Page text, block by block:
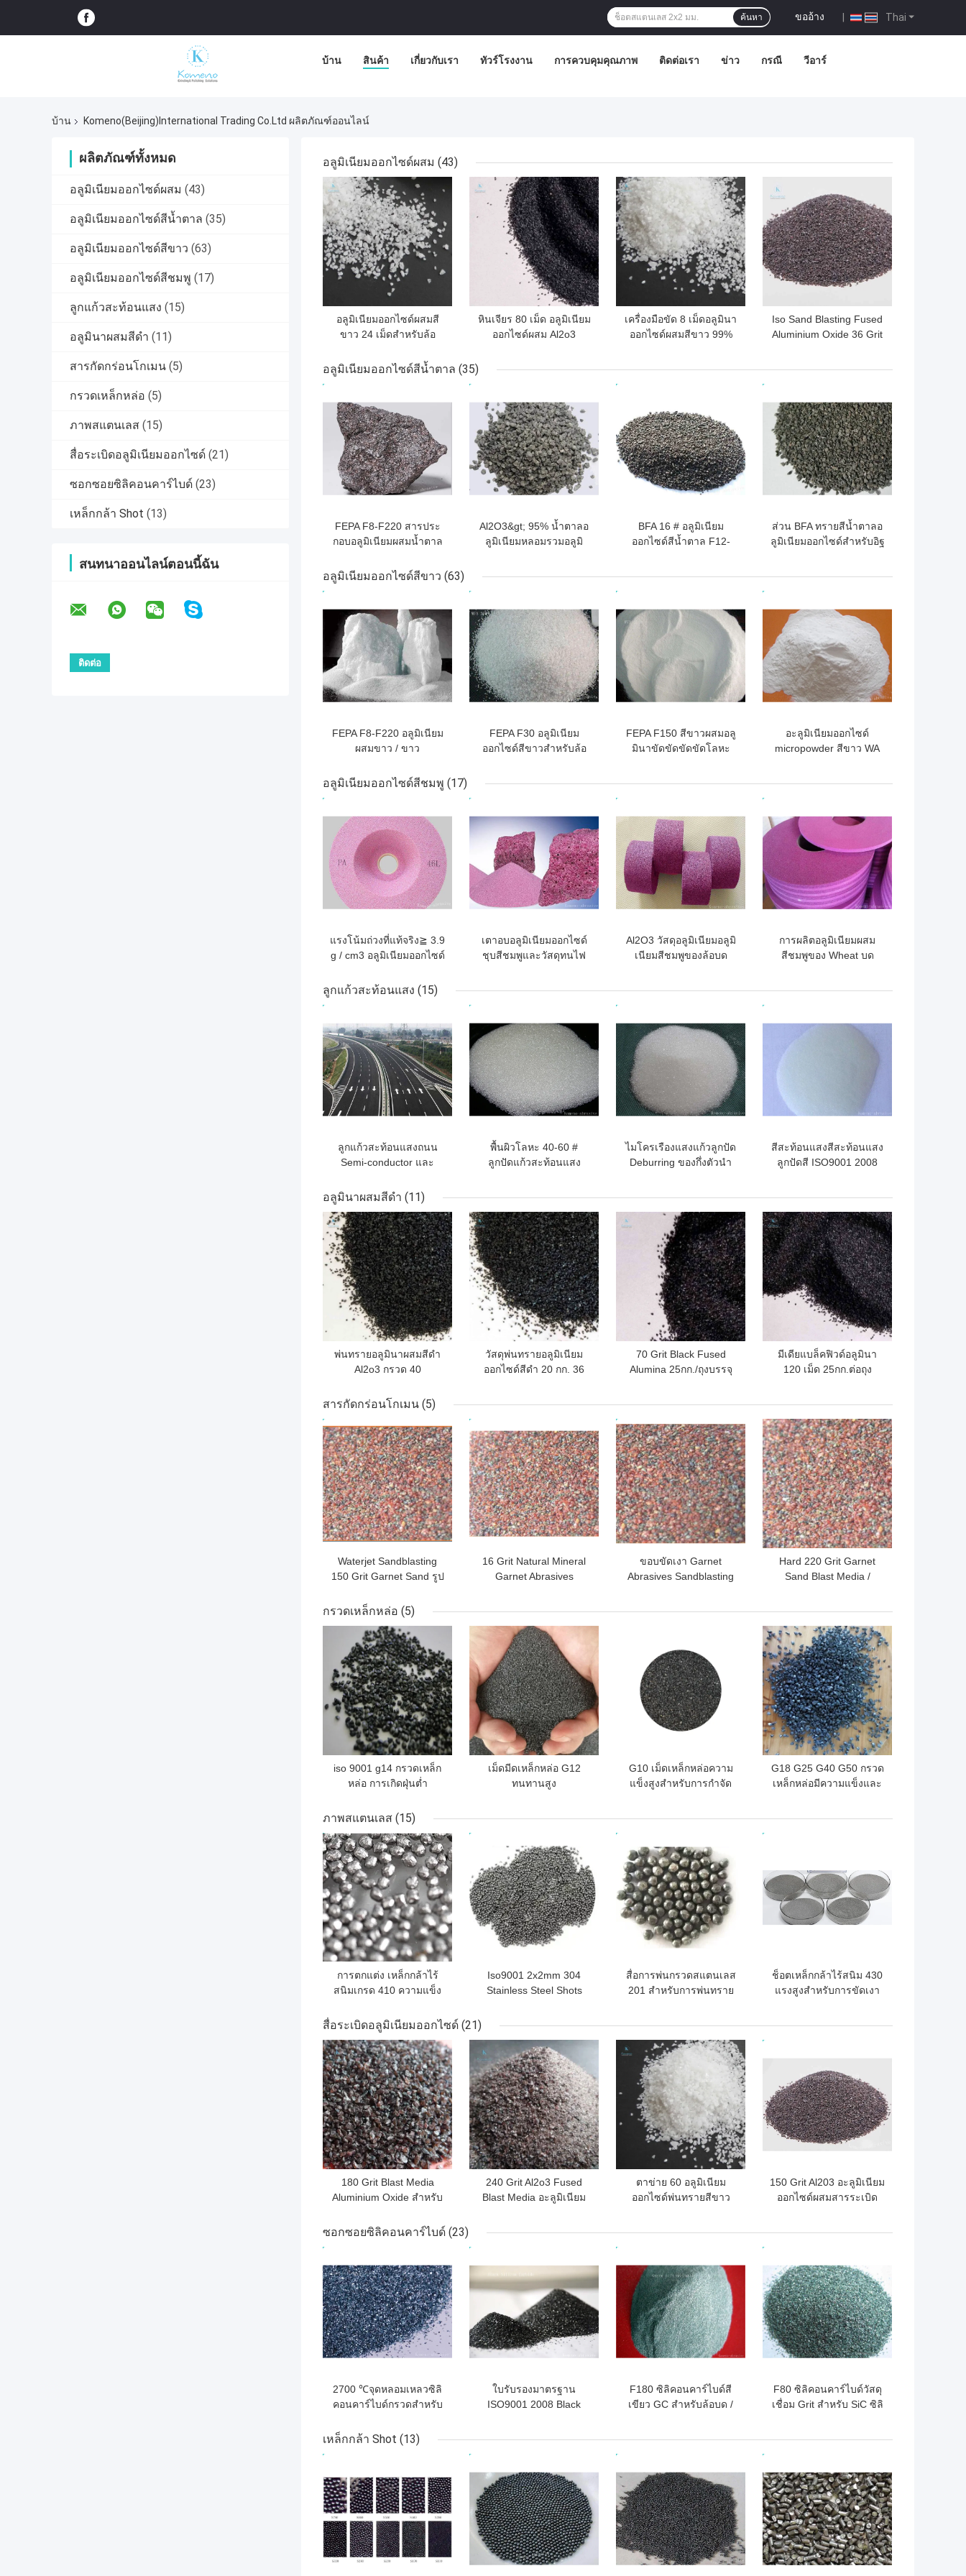
Thai
ขออ้าง |
ค้นหา
บ้าน สินค้า เกี่ยวกับเรา ทัวร์โรงงาน การควบคุมคุณภาพ ติดต่อเรา ข่าว กรณี วีอาร์
บ้าน Komeno(Beijing)International Trading Co.Ltd ผลิตภัณฑ์ออนไลน์
ผลิตภัณฑ์ทั้งหมด
อลูมิเนียมออกไซด์ผสม (43)
อลูมิเนียมออกไซด์สีน้ำตาล (35)
อลูมิเนียมออกไซด์สีขาว (63)
อลูมิเนียมออกไซด์สีชมพู (17)
ลูกแก้วสะท้อนแสง (15)
อลูมินาผสมสีดำ (11)
สารกัดกร่อนโกเมน (5)
กรวดเหล็กหล่อ (5)
ภาพสแตนเลส (15)
สื่อระเบิดอลูมิเนียมออกไซด์ (21)
ซอกซอยซิลิคอนคาร์ไบด์ (23)
เหล็กกล้า Shot (13)
สนทนาออนไลน์ตอนนี้ฉัน
อลูมิเนียมออกไซด์ผสม (43)
อลูมิเนียมออกไซด์ผสมสี
ขาว 24 เม็ดสำหรับล้อ
ราคาถูกที่สุด
หินเจียร 80 เม็ด อลูมิเนียม
ออกไซด์ผสม Al2o3
ราคาถูกที่สุด
เครื่องมือขัด 8 เม็ดอลูมินา
ออกไซด์ผสมสีขาว 99%
ราคาถูกที่สุด
Iso Sand Blasting Fused
Aluminium Oxide 36 Grit
ราคาถูกที่สุด
อลูมิเนียมออกไซด์สีน้ำตาล (35)
FEPA F8-F220 สารประ
กอบอลูมิเนียมผสมน้ำตาล
สำหรับสารกัดกร่อน /
Al2O3&gt; 95% น้ำตาลอ
ลูมิเนียมหลอมรวมอลูมิ
BFA 16 # อลูมิเนียม
ออกไซด์สีน้ำตาล F12-
ส่วน BFA ทรายสีน้ำตาลอ
ลูมิเนียมออกไซด์สำหรับอิฐ
อลูมิเนียมออกไซด์สีขาว (63)
FEPA F8-F220 อลูมิเนียม
ผสมขาว / ขาว
&lt;0.35%
FEPA F30 อลูมิเนียม
ออกไซด์สีขาวสำหรับล้อ
FEPA F150 สีขาวผสมอลู
มินาขัดขัดขัดขัดโลหะ
อะลูมิเนียมออกไซด์
micropowder สีขาว WA
อลูมิเนียมออกไซด์สีชมพู (17)
แรงโน้มถ่วงที่แท้จริง≧ 3.9
g / cm3 อลูมิเนียมออกไซด์
ยึดติดกับวัสดุทนไฟ
เตาอบอลูมิเนียมออกไซด์
ชุบสีชมพูและวัสดุทนไฟ
Al2O3 วัสดุอลูมิเนียมอลูมิ
เนียมสีชมพูของล้อบด
การผลิตอลูมิเนียมผสม
สีชมพูของ Wheat บด
ลูกแก้วสะท้อนแสง (15)
ลูกแก้วสะท้อนแสงถนน
Semi-conductor และ
พื้นผิวโลหะ 40-60 #
ลูกปัดแก้วสะท้อนแสง
ไมโครเรืองแสงแก้วลูกปัด
Deburring ของกึ่งตัวนำ
สีสะท้อนแสงสีสะท้อนแสง
ลูกปัดสี ISO9001 2008
อลูมินาผสมสีดำ (11)
พ่นทรายอลูมินาผสมสีดำ
Al2o3 กรวด 40
ราคาถูกที่สุด
วัสดุพ่นทรายอลูมิเนียม
ออกไซด์สีดำ 20 กก. 36
ราคาถูกที่สุด
70 Grit Black Fused
Alumina 25กก./ถุงบรรจุ
ราคาถูกที่สุด
มีเดียแบล็คฟิวด์อลูมินา
120 เม็ด 25กก.ต่อถุง
ราคาถูกที่สุด
สารกัดกร่อนโกเมน (5)
Waterjet Sandblasting
150 Grit Garnet Sand รูป
ราคาถูกที่สุด
16 Grit Natural Mineral
Garnet Abrasives
ราคาถูกที่สุด
ขอบขัดเงา Garnet
Abrasives Sandblasting
ราคาถูกที่สุด
Hard 220 Grit Garnet
Sand Blast Media /
ราคาถูกที่สุด
กรวดเหล็กหล่อ (5)
iso 9001 g14 กรวดเหล็ก
หล่อ การเกิดฝุ่นต่ำ
ราคาถูกที่สุด
เม็ดมีดเหล็กหล่อ G12
ทนทานสูง
ราคาถูกที่สุด
G10 เม็ดเหล็กหล่อความ
แข็งสูงสำหรับการกำจัด
G18 G25 G40 G50 กรวด
เหล็กหล่อมีความแข็งและ
ราคาถูกที่สุด
ภาพสแตนเลส (15)
การตกแต่ง เหล็กกล้าไร้
สนิมเกรด 410 ความแข็ง
ราคาถูกที่สุด
Iso9001 2x2mm 304
Stainless Steel Shots
สื่อการพ่นกรวดสแตนเลส
201 สำหรับการพ่นทราย
ช็อตเหล็กกล้าไร้สนิม 430
แรงสูงสำหรับการขัดเงา
สื่อระเบิดอลูมิเนียมออกไซด์ (21)
180 Grit Blast Media
Aluminium Oxide สำหรับ
ราคาถูกที่สุด
240 Grit Al2o3 Fused
Blast Media อะลูมิเนียม
ราคาถูกที่สุด
ตาข่าย 60 อลูมิเนียม
ออกไซด์พ่นทรายสีขาว
ราคาถูกที่สุด
150 Grit Al203 อะลูมิเนียม
ออกไซด์ผสมสารระเบิด
ซอกซอยซิลิคอนคาร์ไบด์ (23)
2700 ℃จุดหลอมเหลวซิลิ
คอนคาร์ไบด์กรวดสำหรับ
ใบรับรองมาตรฐาน
ISO9001 2008 Black
F180 ซิลิคอนคาร์ไบด์สี
เขียว GC สำหรับล้อบด /
F80 ซิลิคอนคาร์ไบด์วัสดุ
เชื่อม Grit สำหรับ SiC ซิลิ
เหล็กกล้า Shot (13)